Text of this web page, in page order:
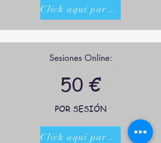
Click aquí para ser mi mejor versión
Sesiones Online:
50 €
POR SESIÓN
Click aquí para ser mi mejor versión